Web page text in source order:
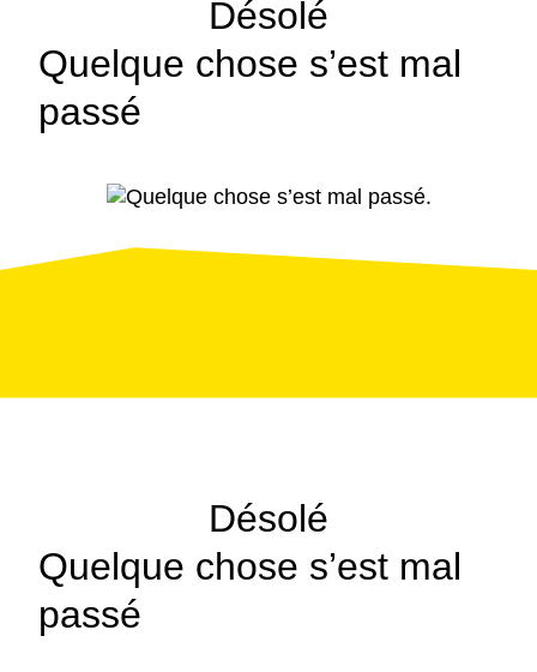
Désolé
Quelque chose s’est mal
passé
Désolé
Quelque chose s’est mal
passé